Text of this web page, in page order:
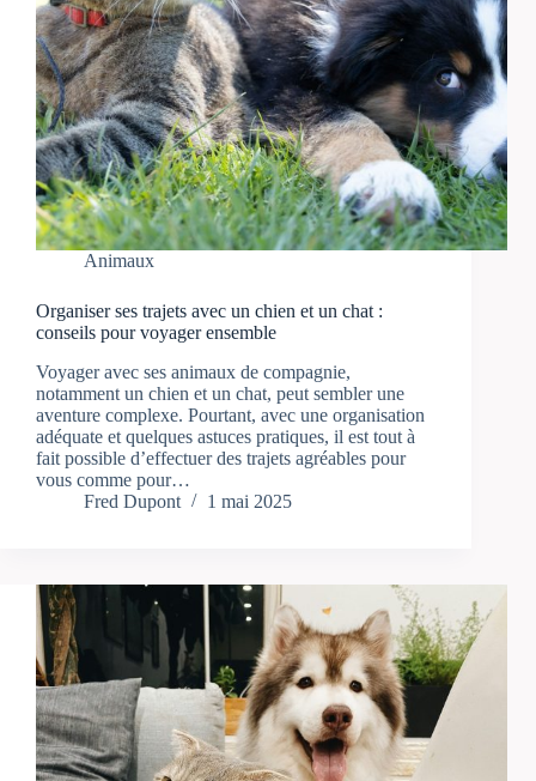
Animaux
Organiser ses trajets avec un chien et un chat :
conseils pour voyager ensemble
Voyager avec ses animaux de compagnie,
notamment un chien et un chat, peut sembler une
aventure complexe. Pourtant, avec une organisation
adéquate et quelques astuces pratiques, il est tout à
fait possible d’effectuer des trajets agréables pour
vous comme pour…
Fred Dupont
1 mai 2025